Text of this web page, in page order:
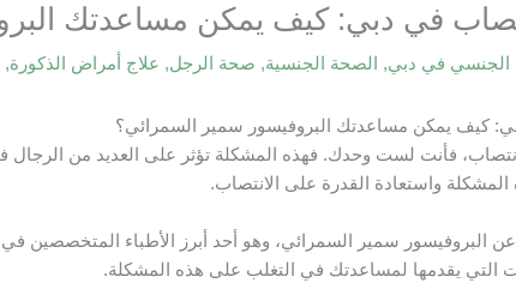
في دبي: كيف يمكن مساعدتك
الجنسي في دبي, الصحة الجنسية, صحة الرجل, علاج أمراض الذكورة,
كيف يمكن مساعدتك البروفيسور سمير السمرائي؟
فأنت لست وحدك. فهذه المشكلة تؤثر على العديد من الرجال
المشكلة واستعادة القدرة على الانتصاب.
البروفيسور سمير السمرائي، وهو أحد أبرز الأطباء
التي يقدمها لمساعدتك في التغلب على هذه المشكلة.